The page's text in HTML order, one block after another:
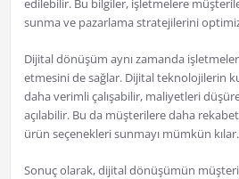
sunma ve pazarlama stratejilerini
Dijital dönüşüm aynı zamanda
etmesini de sağlar. Dijital teknolojilerin
daha verimli çalışabilir, maliyetleri
açılabilir. Bu da müşterilere daha
ürün seçenekleri sunmayı mümkün kılar.
Sonuç olarak, dijital dönüşümün müşteri